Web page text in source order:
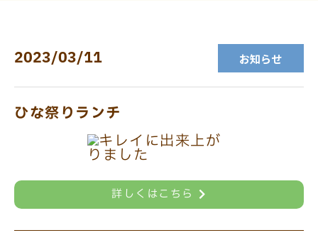
2023/03/11 お知らせ
ひな祭りランチ
詳しくはこちら